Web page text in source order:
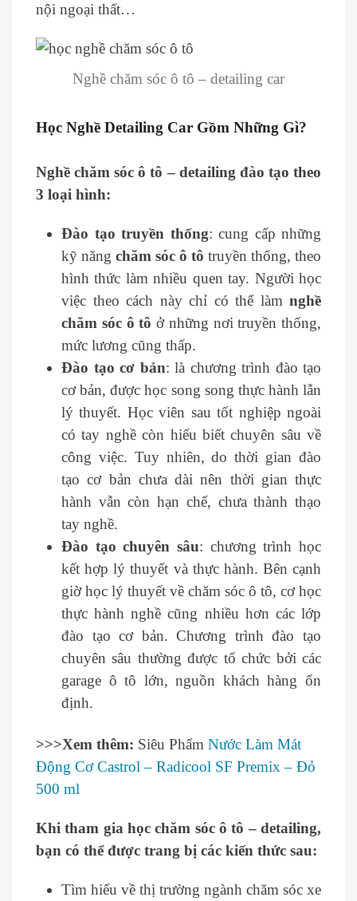
nội ngoại thất…
Nghề chăm sóc ô tô – detailing car
Học Nghề Detailing Car Gồm Những Gì?
Nghề chăm sóc ô tô – detailing đào tạo theo
3 loại hình:
Đào tạo truyền thống: cung cấp những
kỹ năng chăm sóc ô tô truyền thống, theo
hình thức làm nhiều quen tay. Người học
việc theo cách này chỉ có thể làm nghề
chăm sóc ô tô ở những nơi truyền thống,
mức lương cũng thấp.
Đào tạo cơ bản: là chương trình đào tạo
cơ bản, được học song song thực hành lẫn
lý thuyết. Học viên sau tốt nghiệp ngoài
có tay nghề còn hiểu biết chuyên sâu về
công việc. Tuy nhiên, do thời gian đào
tạo cơ bản chưa dài nên thời gian thực
hành vẫn còn hạn chế, chưa thành thạo
tay nghề.
Đào tạo chuyên sâu: chương trình học
kết hợp lý thuyết và thực hành. Bên cạnh
giờ học lý thuyết về chăm sóc ô tô, cơ học
thực hành nghề cũng nhiều hơn các lớp
đào tạo cơ bản. Chương trình đào tạo
chuyên sâu thường được tổ chức bởi các
garage ô tô lớn, nguồn khách hàng ổn
định.
>>>Xem thêm: Siêu Phẩm Nước Làm Mát
Động Cơ Castrol – Radicool SF Premix – Đỏ
500 ml
Khi tham gia học chăm sóc ô tô – detailing,
bạn có thể được trang bị các kiến thức sau:
Tìm hiểu về thị trường ngành chăm sóc xe